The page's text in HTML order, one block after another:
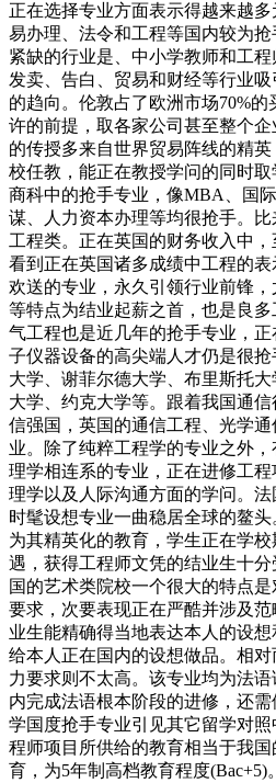
正在选择专业方面表示得越来越
易办理、法令和工程等国内较为
紧缺的行业是、中小学教师和工程
发卖、告白、贸易和财经等行业
的趋向。伦敦占了欧洲市场70%
许的前提，取各家公司甚至整个
的传授多来自世界贸易阵线的精
校任教，能正在教授学问的同时
商科中的抢手专业，像MBA、国
谋、人力资本办理等均很抢手。
工程类。正在英国的财务收入中
看到正在英国诸多成绩中工程的
欢送的专业，永久引领行业前锋
等特点为结业起薪之首，也是良
气工程也是近几年的抢手专业，
子仪器设备的高尖端人才仍是很
大学、谢菲尔德大学、布里斯托大
大学、约克大学等。跟着我国通
信强国，英国的通信工程、光学
业。除了纯粹工程学的专业之外
理学相连系的专业，正在进修工
理学以及人际沟通方面的学问。法
时髦设想专业一曲稳居全球的鳌
为其精英化的教育，学生正在学
遇，获得工程师文凭的结业生十
国的艺术类院校一个很大的特点
要求，次要表现正在严酷并涉及
业生能精确得当地表达本人的设
给本人正在国内的设想做品。相
力要求则不太高。该专业均为法
内完成法语根本阶段的进修，还
学国度抢手专业引见其它留学对
程师项目所供给的教育相当于我
育，为5年制高档教育程度